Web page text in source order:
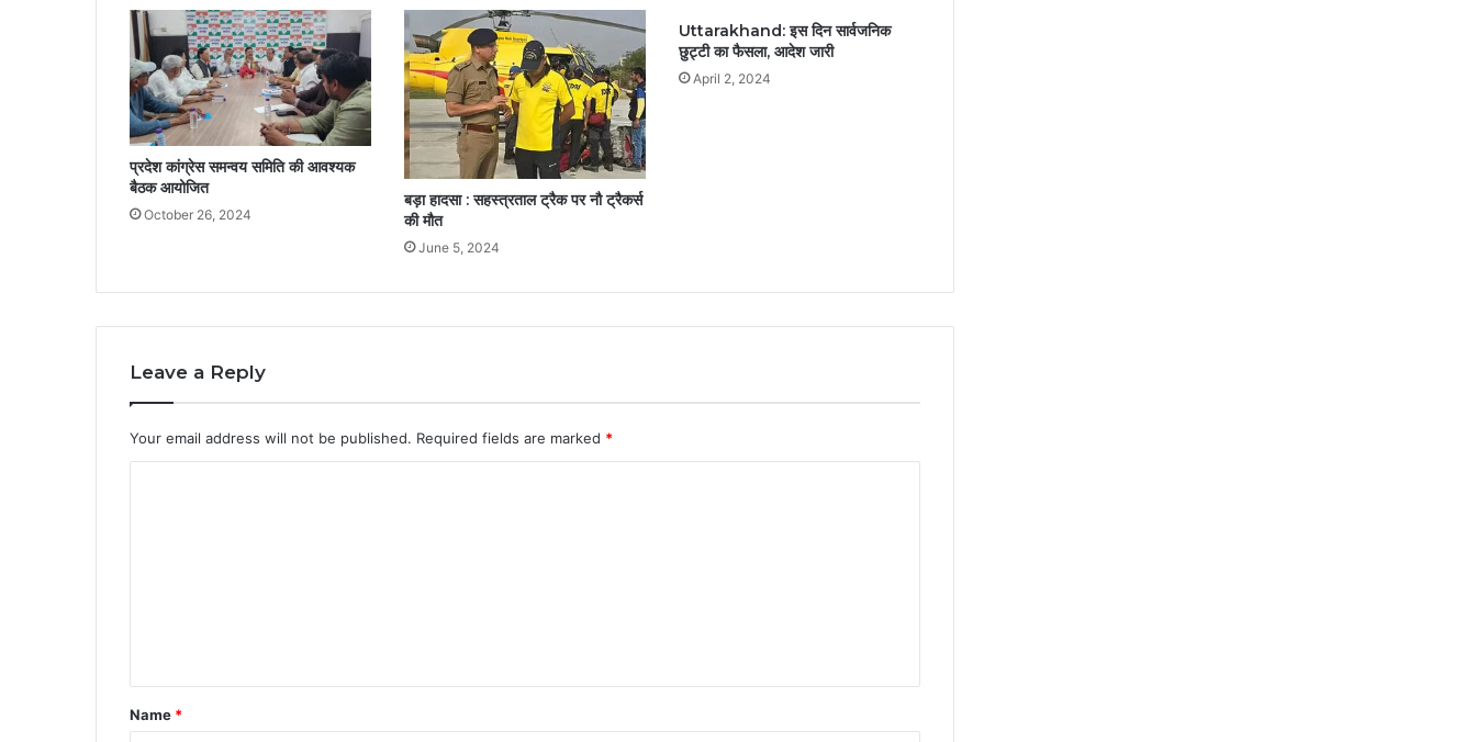
प्रदेश कांग्रेस समन्वय समिति की आवश्यक
बैठक आयोजित
October 26, 2024
बड़ा हादसा : सहस्त्रताल ट्रैक पर नौ ट्रैकर्स
की मौत
June 5, 2024
Uttarakhand: इस दिन सार्वजनिक
छुट्टी का फैसला, आदेश जारी
April 2, 2024
Leave a Reply
Your email address will not be published. Required fields are marked *
*
Name *